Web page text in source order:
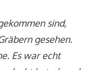
sind,
gesehen.
Es war echt